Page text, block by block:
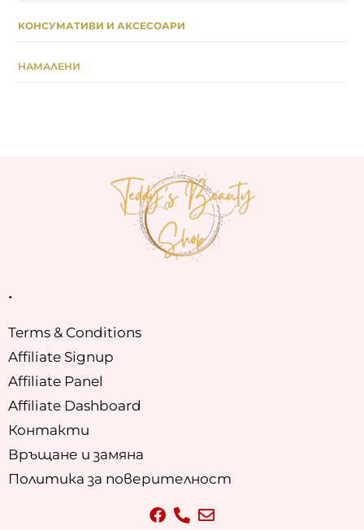
КОНСУМАТИВИ И АКСЕСОАРИ
НАМАЛЕНИ
.
Terms & Conditions
Affiliate Signup
Affiliate Panel
Affiliate Dashboard
Контакти
Връщане и замяна
Политика за поверителност